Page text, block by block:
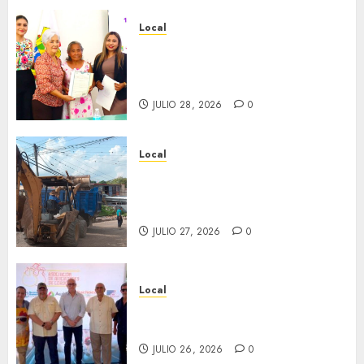
Local
JULIO 28, 2026 0
Local
JULIO 27, 2026 0
Local
JULIO 26, 2026 0